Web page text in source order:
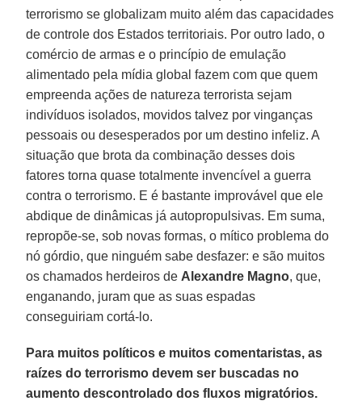
terrorismo se globalizam muito além das capacidades
de controle dos Estados territoriais. Por outro lado, o
comércio de armas e o princípio de emulação
alimentado pela mídia global fazem com que quem
empreenda ações de natureza terrorista sejam
indivíduos isolados, movidos talvez por vinganças
pessoais ou desesperados por um destino infeliz. A
situação que brota da combinação desses dois
fatores torna quase totalmente invencível a guerra
contra o terrorismo. E é bastante improvável que ele
abdique de dinâmicas já autopropulsivas. Em suma,
repropõe-se, sob novas formas, o mítico problema do
nó górdio, que ninguém sabe desfazer: e são muitos
os chamados herdeiros de Alexandre Magno, que,
enganando, juram que as suas espadas
conseguiriam cortá-lo.
Para muitos políticos e muitos comentaristas, as
raízes do terrorismo devem ser buscadas no
aumento descontrolado dos fluxos migratórios.